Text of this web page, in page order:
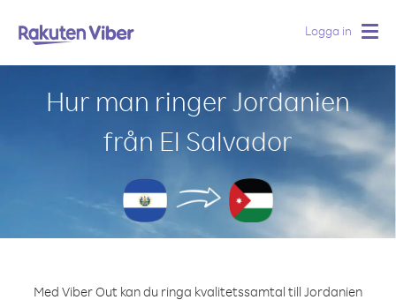
Logga in
Hur man ringer Jordanien
från El Salvador
Med Viber Out kan du ringa kvalitetssamtal till Jordanien